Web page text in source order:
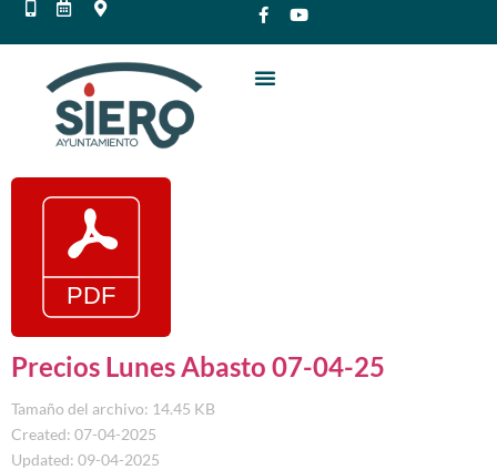
Precios Lunes Abasto 07-04-25
Tamaño del archivo: 14.45 KB
Created: 07-04-2025
Updated: 09-04-2025